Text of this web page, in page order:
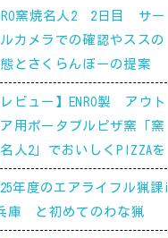
窯焼名人2 2日目 サー
カメラでの確認やススの
とさくらんぼーの提案
レビュー】ENRO製 アウト
ア用ポータブルピザ窯「窯
人2」でおいしくPIZZAを
年度のエアライフル猟課i
庫 と初めてのわな猟